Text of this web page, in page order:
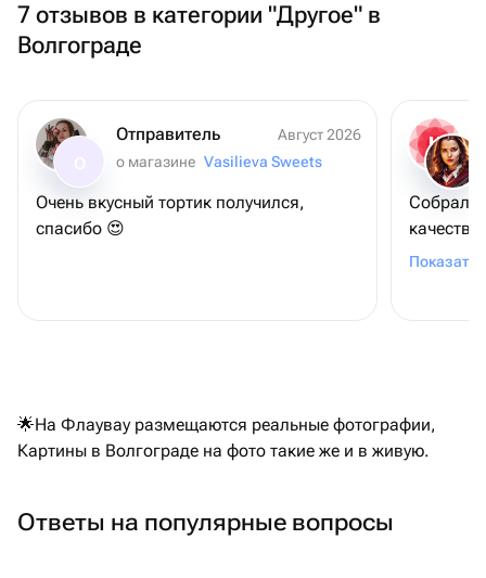
7 отзывов в категории "Другое" в
Волгограде
Отправитель
Август 2026
о магазине Vasilieva Sweets
Очень вкусный тортик получился,
спасибо 😍
Собрали
спасибо!
Показать
🌟На Флаувау размещаются реальные фотографии,
Картины в Волгограде на фото такие же и в живую.
Ответы на популярные вопросы